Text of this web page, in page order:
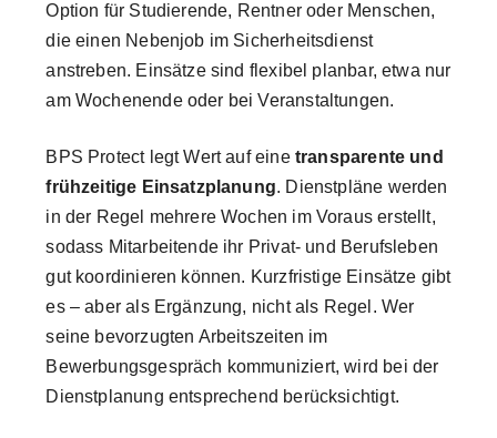
Option für Studierende, Rentner oder Menschen,
die einen Nebenjob im Sicherheitsdienst
anstreben. Einsätze sind flexibel planbar, etwa nur
am Wochenende oder bei Veranstaltungen.
BPS Protect legt Wert auf eine transparente und
frühzeitige Einsatzplanung. Dienstpläne werden
in der Regel mehrere Wochen im Voraus erstellt,
sodass Mitarbeitende ihr Privat- und Berufsleben
gut koordinieren können. Kurzfristige Einsätze gibt
es – aber als Ergänzung, nicht als Regel. Wer
seine bevorzugten Arbeitszeiten im
Bewerbungsgespräch kommuniziert, wird bei der
Dienstplanung entsprechend berücksichtigt.